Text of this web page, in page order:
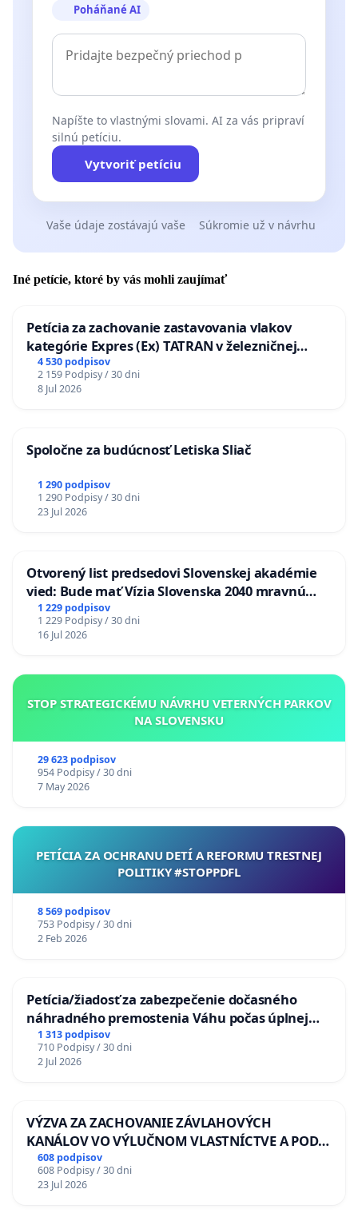
Poháňané AI
Napíšte to vlastnými slovami. AI za vás pripraví
silnú petíciu.
Vytvoriť petíciu
Vaše údaje zostávajú vaše Súkromie už v návrhu
Iné petície, ktoré by vás mohli zaujímať
Petícia za zachovanie zastavovania vlakov
kategórie Expres (Ex) TATRAN v železničnej
stanici Púchov
4 530 podpisov
2 159 Podpisy / 30 dni
8 Jul 2026
Spoločne za budúcnosť Letiska Sliač
1 290 podpisov
1 290 Podpisy / 30 dni
23 Jul 2026
Otvorený list predsedovi Slovenskej akadémie
vied: Bude mať Vízia Slovenska 2040 mravnú
chrbticu?
1 229 podpisov
1 229 Podpisy / 30 dni
16 Jul 2026
STOP STRATEGICKÉMU NÁVRHU VETERNÝCH PARKOV
NA SLOVENSKU
29 623 podpisov
954 Podpisy / 30 dni
7 May 2026
PETÍCIA ZA OCHRANU DETÍ A REFORMU TRESTNEJ
POLITIKY #STOPPDFL
8 569 podpisov
753 Podpisy / 30 dni
2 Feb 2026
Petícia/žiadosť za zabezpečenie dočasného
náhradného premostenia Váhu počas úplnej
uzávery Vážskeho mosta v Komárne
1 313 podpisov
710 Podpisy / 30 dni
2 Jul 2026
VÝZVA ZA ZACHOVANIE ZÁVLAHOVÝCH
KANÁLOV VO VÝLUČNOM VLASTNÍCTVE A POD
KONTROLOU SLOVENSKEJ REPUBLIKY & žiadosť
na riešenie zanedbaného stavu závlahových a
odvodňovacích kanálov na Slovensku
608 podpisov
608 Podpisy / 30 dni
23 Jul 2026